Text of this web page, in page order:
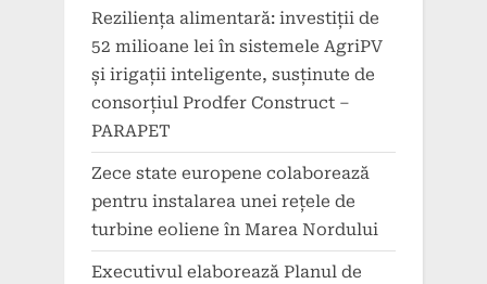
Reziliența alimentară: investiții de
52 milioane lei în sistemele AgriPV
și irigații inteligente, susținute de
consorțiul Prodfer Construct –
PARAPET
Zece state europene colaborează
pentru instalarea unei rețele de
turbine eoliene în Marea Nordului
Executivul elaborează Planul de